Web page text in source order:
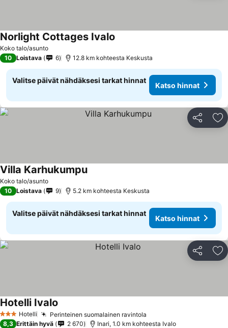
Koko talo/asunto
Norlight Cottages Ivalo
10 Loistava 6 12.8 km kohteesta Keskusta
Valitse päivät nähdäksesi tarkat hinnat
Katso hinnat
Jaa
Koko talo/asunto
Villa KarhukumpuKatso hinnat
10 Loistava 9 5.2 km kohteesta Keskusta
Valitse päivät nähdäksesi tarkat hinnat
Katso hinnat
Jaa
3 Tähtiluokitus
Hotelli Perinteinen suomalainen ravintola
Hotelli Ivalo
8,3 Erittäin hyvä 2 670 Inari, 1.0 km kohteesta Ivalo